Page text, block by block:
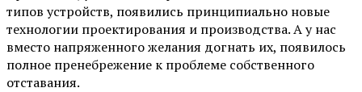
типов устройств, появились принципиально новые
технологии проектирования и производства. А у нас
вместо напряженного желания догнать их, появилось
полное пренебрежение к проблеме собственного
отставания.